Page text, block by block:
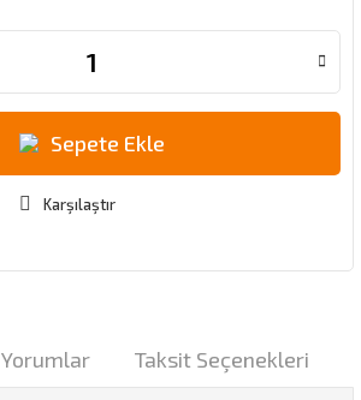
Sepete Ekle
Karşılaştır
Yorumlar Taksit Seçenekleri